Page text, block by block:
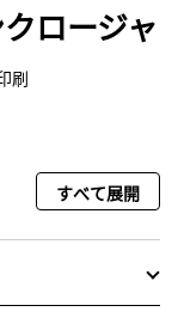
ロージャ
刷
すべて展開